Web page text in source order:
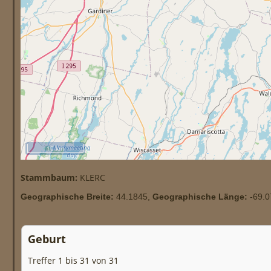
10 km
Stammbaum: KLERC
Geographische Breite: 44.1845, Geographische Länge: -
Geburt
Treffer 1 bis 31 von 31